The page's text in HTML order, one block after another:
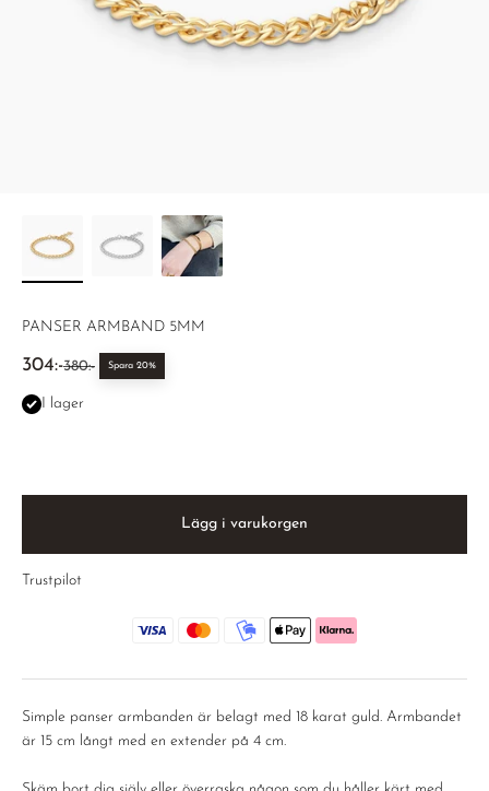
PANSER ARMBAND 5MM
REA-pris
304:-Pris
380:- Spara 20%
I lager
Lägg i varukorgen
Trustpilot
Simple panser armbanden är belagt med 18 karat guld. Armbandet
är 15 cm långt med en extender på 4 cm.